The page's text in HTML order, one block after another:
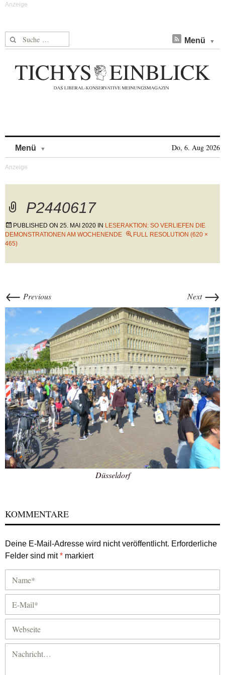
Suche nach: Menü
Menü Do, 6. Aug 2026
P2440617
PUBLISHED ON 25. MAI 2020 IN LESERAKTION: SO VERLIEFEN DIE
DEMONSTRATIONEN AM WOCHENENDE
FULL RESOLUTION (620 ×
465)
← Previous Next →
Düsseldorf
KOMMENTARE
Deine E-Mail-Adresse wird nicht veröffentlicht. Erforderliche
Felder sind mit* markiert